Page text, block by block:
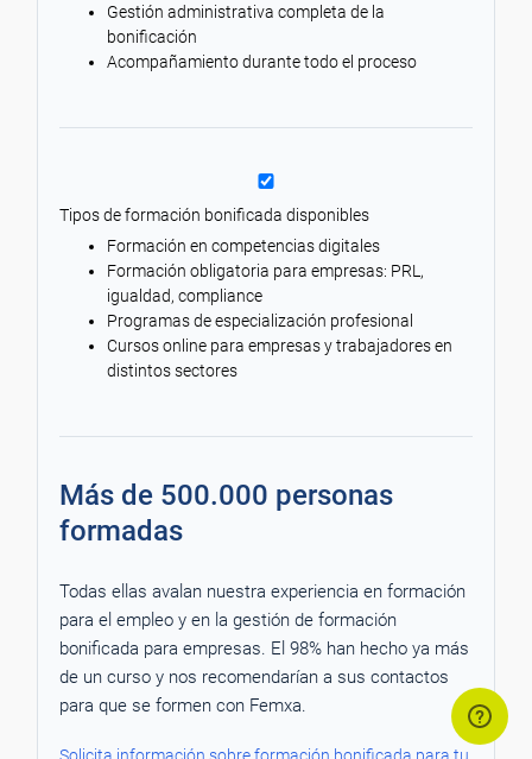
Gestión administrativa completa de la
bonificación
Acompañamiento durante todo el proceso
Tipos de formación bonificada disponibles
Formación en competencias digitales
Formación obligatoria para empresas: PRL,
igualdad, compliance
Programas de especialización profesional
Cursos online para empresas y trabajadores en
distintos sectores
Más de 500.000 personas
formadas
Todas ellas avalan nuestra experiencia en formación
para el empleo y en la gestión de formación
bonificada para empresas. El 98% han hecho ya más
de un curso y nos recomendarían a sus contactos
para que se formen con Femxa.